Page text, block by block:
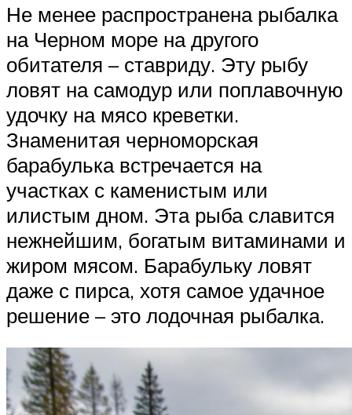
Не менее распространена рыбалка
на Черном море на другого
обитателя – ставриду. Эту рыбу
ловят на самодур или поплавочную
удочку на мясо креветки.
Знаменитая черноморская
барабулька встречается на
участках с каменистым или
илистым дном. Эта рыба славится
нежнейшим, богатым витаминами и
жиром мясом. Барабульку ловят
даже с пирса, хотя самое удачное
решение – это лодочная рыбалка.